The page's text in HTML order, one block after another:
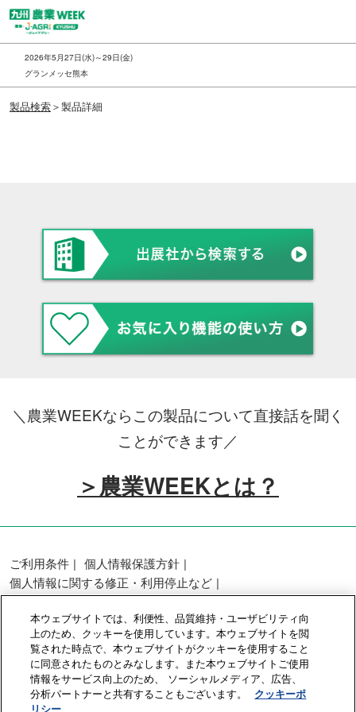
ス
キ
ッ
し
て
2026年5月27日(水)～29日(金)
グランメッセ熊本
製品検索＞製品詳細
＼農業WEEKならこの製品について直接話を聞く
ことができます／
＞農業WEEKとは？
ご利用条件
個人情報保護方針
個人情報に関する修正・利用停止など
展示会・セミナー参加ポリシー
カスタマーハラスメントに対する基本方針
クッキーポリシー
クッキーの設定
Copyright © RX Japan GK
本ウェブサイトでは、利便性、品質維持・ユーザビリティ向
上のため、クッキーを使用しています。本ウェブサイトを閲
覧された時点で、本ウェブサイトがクッキーを使用すること
に同意されたものとみなします。また本ウェブサイトご使用
情報をサービス向上のため、 ソーシャルメディア、広告、
分析パートナーと共有することもございます。
クッキーポ
リシー